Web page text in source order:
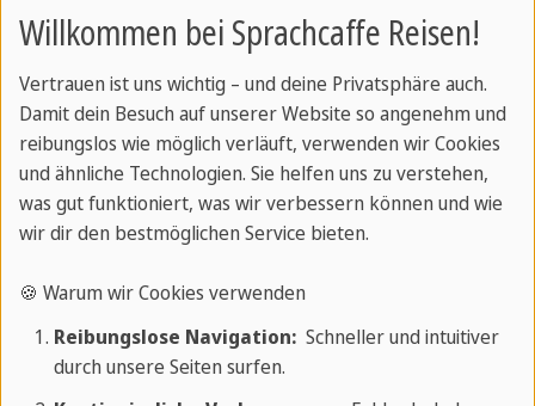
Airport)
Der Flughafen Guadalajara ist der wichtigste
Flughafen im Westen Mexikos und ein
bedeutendes Drehkreuz für Inlandsflüge und
internationale Verbindungen, insbesondere in die
USA. Er ist ein wichtiges Tor für Geschäftsreisende
und Touristen, die die Region Jalisco besuchen.
Willkommen bei Sprachcaffe Reisen!
Vertrauen ist uns wichtig – und deine Privatsphäre auch.
Damit dein Besuch auf unserer Website so angenehm und
reibungslos wie möglich verläuft, verwenden wir Cookies
und ähnliche Technologien. Sie helfen uns zu verstehen,
was gut funktioniert, was wir verbessern können und wie
wir dir den bestmöglichen Service bieten.
🍪 Warum wir Cookies verwenden
Reibungslose Navigation:Schneller und intuitiver
durch unsere Seiten surfen.